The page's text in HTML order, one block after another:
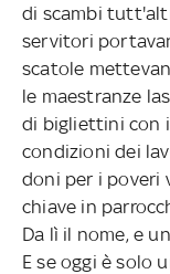
di scambi
servitori
scatole
le maestranze
di bigliettini con
condizioni dei
doni per i poveri
chiave in
Da lì il nome, e
E se oggi è solo